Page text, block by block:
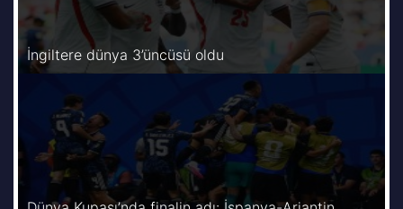
İngiltere dünya 3’üncüsü oldu